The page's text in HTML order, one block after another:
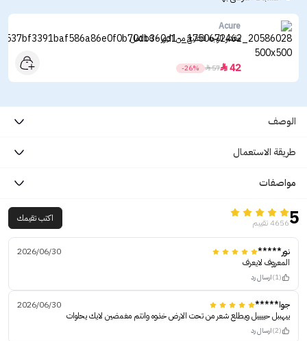
Acure
مقشر الوجه للتفتيح من اكيور - 118مل
42

57

-26%
الوصف
طريقة الاستعمال
مواصفات
54656 تقييم اكتب تقيمك
نور*****
2026/06/30
المعروف لايعرف
(1) ارسال رد
جوا*****
2026/06/30
ييهببل حييييل ويطلع شعر من تحت الارض خذوه وانتم مغمضين لايك يحلوات
(2) ارسال رد